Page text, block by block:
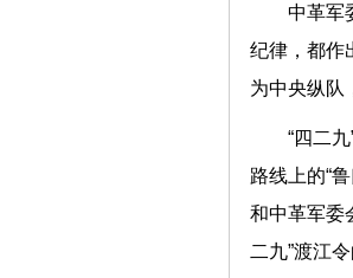
中革军
纪律，都作
为中央纵队
“四二
路线上的“
和中革军委
二九”渡江